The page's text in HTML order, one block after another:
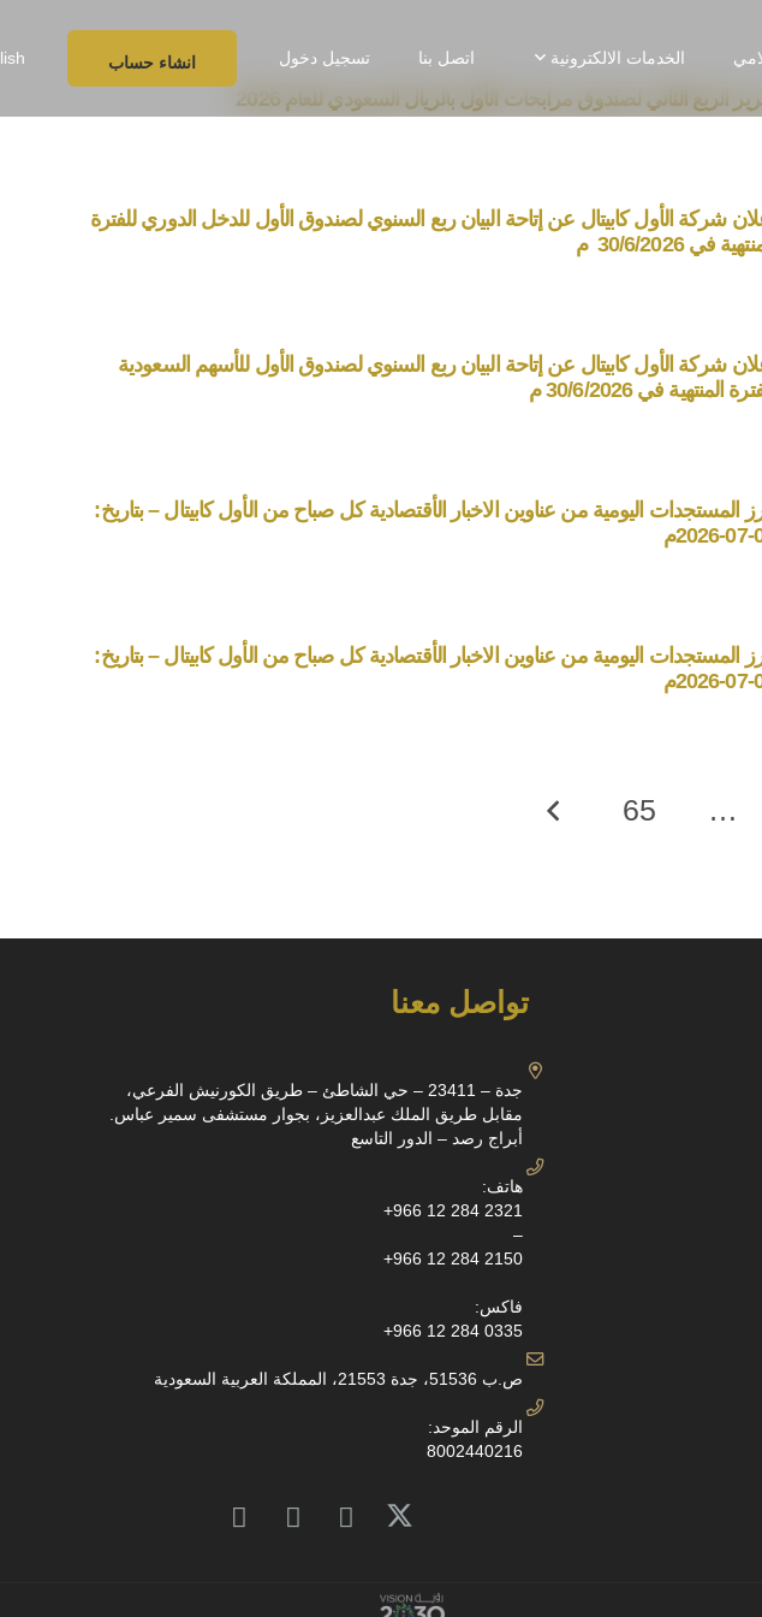
الخدمات الالكترونية اتصل بنا تسجيل دخول انشاء حساب
الربع الثاني لصندوق مرابحات الأول بالريال السعودي للعام 2026
شركة الأول كابيتال عن إتاحة البيان ربع السنوي لصندوق الأول للدخل الدوري للفترة
في 30/6/2026 م
شركة الأول كابيتال عن إتاحة البيان ربع السنوي لصندوق الأول للأسهم السعودية
المنتهية في 30/6/2026 م
المستجدات اليومية من عناوين الاخبار الأقتصادية كل صباح من الأول كابيتال – بتاريخ:
المستجدات اليومية من عناوين الاخبار الأقتصادية كل صباح من الأول كابيتال – بتاريخ:
…
65
تواصل معنا
جدة – 23411 – حي الشاطئ – طريق الكورنيش الفرعي،
مقابل طريق الملك عبدالعزيز، بجوار مستشفى سمير عباس.
أبراج رصد – الدور التاسع
هاتف:
+966 12 284 2321
–
+966 12 284 2150
فاكس:
+966 12 284 0335
ص.ب 51536، جدة 21553، المملكة العربية السعودية
الرقم الموحد:
8002440216